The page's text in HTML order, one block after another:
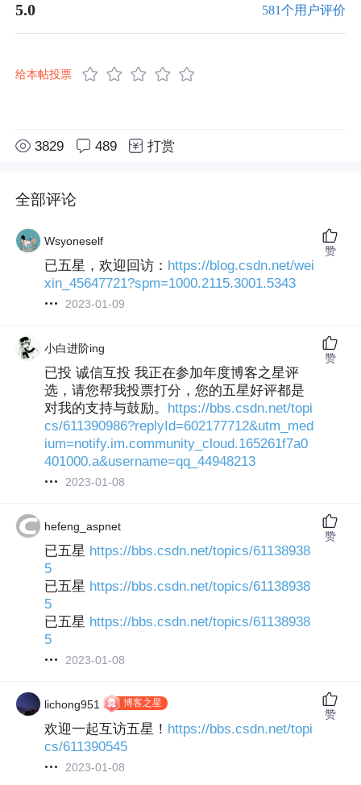
5.0 581个用户评价
给本帖投票
3829 489 打赏
全部评论
Wsyoneself
已五星，欢迎回访： https://blog.csdn.net/wei
xin_45647721?spm=1000.2115.3001.5343
2023-01-09
赞
小白进阶ing
已投 诚信互投 我正在参加年度博客之星评
选，请您帮我投票打分，您的五星好评都是
对我的支持与鼓励。 https://bbs.csdn.net/topi
cs/611390986?replyId=602177712&utm_med
ium=notify.im.community_cloud.165261f7a0
401000.a&username=qq_44948213
2023-01-08
赞
hefeng_aspnet
已五星 https://bbs.csdn.net/topics/61138938
5
已五星 https://bbs.csdn.net/topics/61138938
5
已五星 https://bbs.csdn.net/topics/61138938
5
2023-01-08
赞
lichong951 博客之星
欢迎一起互访五星！ https://bbs.csdn.net/topi
cs/611390545
2023-01-08
赞